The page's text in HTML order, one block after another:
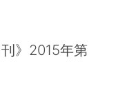
》2015年第